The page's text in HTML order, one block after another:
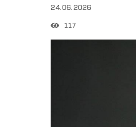
24.06.2026
117